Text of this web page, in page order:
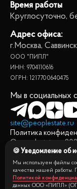
Время работы
Круглосуточно,
Адрес офиса:
г.Москва,
ООО "ПИПЛ"
ИНН: 9704110616
ОГРН: 1217700640475
Мы в социальных
site@peoplestate.ru
Политика
© peoplestate.ru
Представленная на
квартир, носит
публичной
изменены
🍪 Уведомление об
Мы используем файлы
качества нашей работы.
Политикой
данных ООО «ПИПЛ»